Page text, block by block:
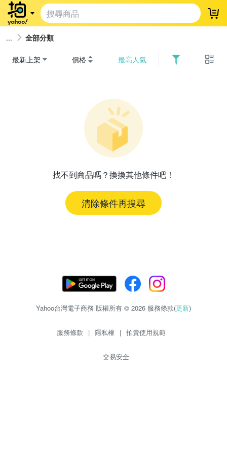
登
全部分類
最新上架 價格 最高人氣
找不到商品嗎？換換其他條件吧！
清除條件再搜尋
Yahoo台灣電子商務 版權所有 © 2026 服務條款(更新)
服務條款 | 隱私權 | 拍賣使用規範
交易安全